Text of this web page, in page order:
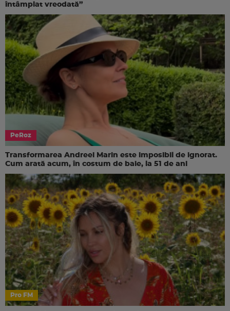
întâmplat vreodată”
PeRoz
Transformarea Andreei Marin este imposibil de ignorat.
Cum arată acum, în costum de baie, la 51 de ani
Pro FM